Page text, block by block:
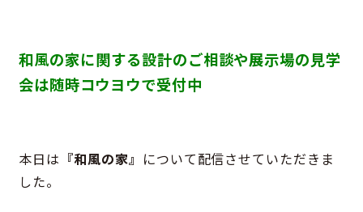
和風の家に関する設計のご相談や展示場の見学
会は随時コウヨウで受付中
本日は 『和風の家』 について配信させていただきま
した。